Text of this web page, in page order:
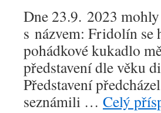
Dne 23.9. 2023
s názvem: Fridolín se
pohádkové kukadlo
představení dle věku
Představení
seznámili … Celý